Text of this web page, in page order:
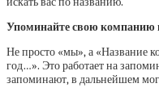
Упоминайте свою компанию
Не просто «мы», а «Название
год…». Это работает на
запоминают, в дальнейшем